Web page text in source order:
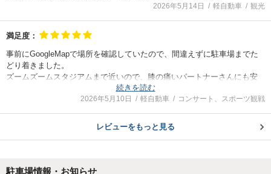
2026年5月14日 軽自動車 観光
満足度：
事前にGoogleMapで場所を確認していたので、間違えずに駐車場までた
どり着きました。
ズームズームスタジアムまで近いので、膝の痛いパートナーさんにも安
もっと狭いのかと思いましたが、意外に余裕がありましたので、停める
のが苦手な方でも安心して利用できると思います。
次の機会でも空いていれば、利用したいと思います。
続きを読む
2026年5月10日 軽自動車 コンサート、スポーツ観戦
レビューをもっと見る
駐車場情報・お知らせ